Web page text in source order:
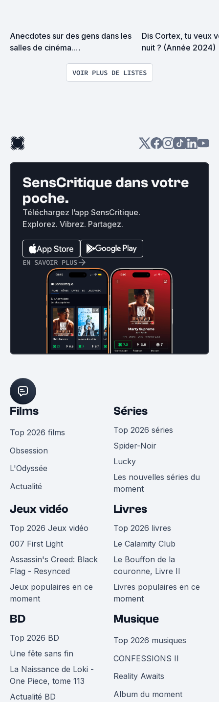
Anecdotes sur des gens dans les
salles de cinéma.
Dis Cortex, tu veux
nuit ? (Année 2024)
VOIR PLUS DE LISTES
SensCritique dans votre
poche.
Téléchargez l’app SensCritique.
Explorez. Vibrez. Partagez.
EN SAVOIR PLUS
Films
Top 2026 films
Obsession
L'Odyssée
Actualité
Séries
Top 2026 séries
Spider-Noir
Lucky
Les nouvelles séries du
moment
Jeux vidéo
Top 2026 Jeux vidéo
007 First Light
Assassin's Creed: Black
Flag - Resynced
Jeux populaires en ce
moment
Livres
Top 2026 livres
Le Calamity Club
Le Bouffon de la
couronne, Livre II
Livres populaires en ce
moment
BD
Top 2026 BD
Une fête sans fin
La Naissance de Loki -
One Piece, tome 113
Actualité BD
Musique
Top 2026 musiques
CONFESSIONS II
Reality Awaits
Album du moment